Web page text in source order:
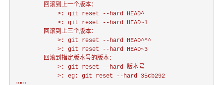
        回滚到上一个版本：
            >: git reset --hard HEAD^
            >: git reset --hard HEAD~1
        回滚到上三个版本：
            >: git reset --hard HEAD^^^
            >: git reset --hard HEAD~3
        回滚到指定版本号的版本：
            >: git reset --hard 版本号
            >: eg: git reset --hard 35cb292